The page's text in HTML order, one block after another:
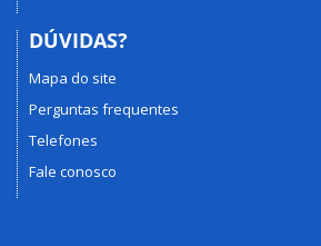
DÚVIDAS?
Mapa do site
Perguntas frequentes
Telefones
Fale conosco